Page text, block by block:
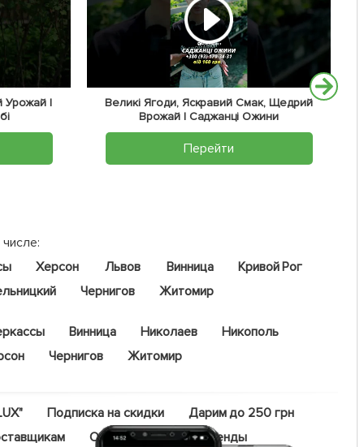
Урожай |
Великі Ягоди, Яскравий Смак, Щедрий
Врожай | Саджанці Ожини
Перейти
Херсон Львов Винница
Кривой Рог
Чернигов Житомир
Винница Николаев
Никополь
Чернигов Житомир
Подписка на скидки
Дарим до 250 грн
Оптовый прайс Бренды